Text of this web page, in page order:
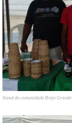
Stand da comunidade Brejo Grande